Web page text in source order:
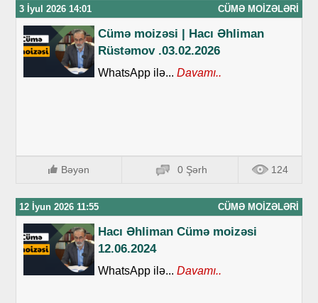
3 İyul 2026 14:01 CÜMƏ MOIZƏLƏRI
Cümə moizəsi | Hacı Əhliman
Rüstəmov .03.02.2026
WhatsApp ilə... Davamı..
Bəyən 0 Şərh 124
12 İyun 2026 11:55 CÜMƏ MOIZƏLƏRI
Hacı Əhliman Cümə moizəsi
12.06.2024
WhatsApp ilə... Davamı..